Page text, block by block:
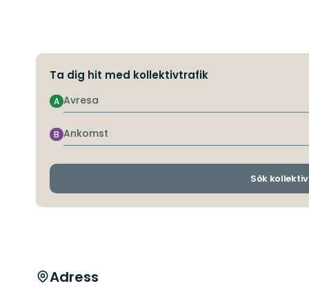
Ta dig hit med kollektivtrafik
Avresa
A
Ankomst
B
Sök
Adress